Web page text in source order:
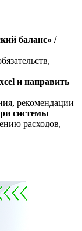
баланс» /
и направить
рекомендации
системы
расходов,